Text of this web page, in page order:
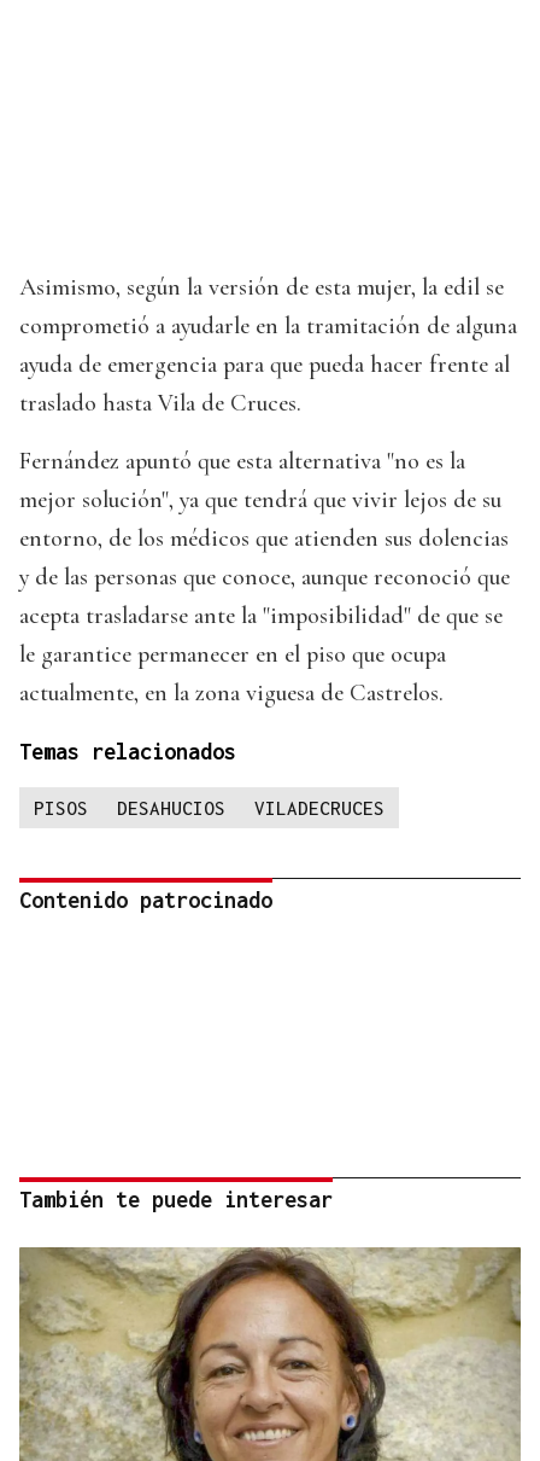
Asimismo, según la versión de esta mujer, la edil se
comprometió a ayudarle en la tramitación de alguna
ayuda de emergencia para que pueda hacer frente al
traslado hasta Vila de Cruces.
Fernández apuntó que esta alternativa "no es la
mejor solución", ya que tendrá que vivir lejos de su
entorno, de los médicos que atienden sus dolencias
y de las personas que conoce, aunque reconoció que
acepta trasladarse ante la "imposibilidad" de que se
le garantice permanecer en el piso que ocupa
actualmente, en la zona viguesa de Castrelos.
Temas relacionados
PISOS DESAHUCIOS VILADECRUCES
Contenido patrocinado
También te puede interesar